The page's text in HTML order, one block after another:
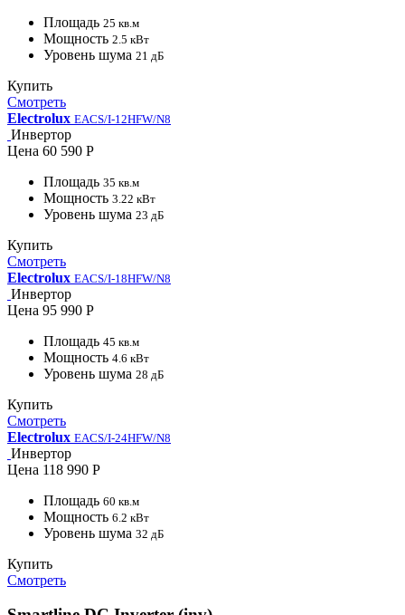
Площадь 25 кв.м
Мощность 2.5 кВт
Уровень шума 21 дБ
Купить
Смотреть
Electrolux EACS/I-12HFW/N8
Инвертор
Цена 60 590 Р
Площадь 35 кв.м
Мощность 3.22 кВт
Уровень шума 23 дБ
Купить
Смотреть
Electrolux EACS/I-18HFW/N8
Инвертор
Цена 95 990 Р
Площадь 45 кв.м
Мощность 4.6 кВт
Уровень шума 28 дБ
Купить
Смотреть
Electrolux EACS/I-24HFW/N8
Инвертор
Цена 118 990 Р
Площадь 60 кв.м
Мощность 6.2 кВт
Уровень шума 32 дБ
Купить
Смотреть